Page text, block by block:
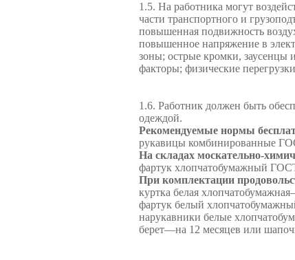
1.5. На работника могут
части транспортного и
повышенная подвижность
повышенное напряжение в
зоны; острые кромки, заусенцы
факторы; физические
1.6. Работник должен быть
одеждой.
Рекомендуемые нормы
рукавицы комбинированные
На складах москательно-
фартук хлопчатобумажный
При комплектации
куртка белая
фартук белый
нарукавники белые
берет—на 12 месяцев или